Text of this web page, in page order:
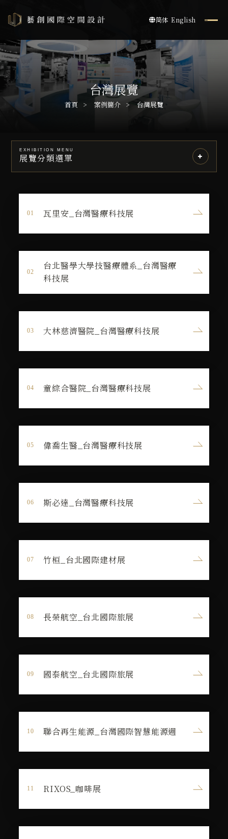
简体 English
台灣展覽
首頁 案例簡介 台灣展覽
EXHIBITION MENU
展覽分類選單
瓦里安_台灣醫療科技展
台北醫學大學技醫療體系_台灣醫療
科技展
大林慈濟醫院_台灣醫療科技展
童綜合醫院_台灣醫療科技展
偉喬生醫_台灣醫療科技展
斯必達_台灣醫療科技展
竹桓_台北國際建材展
長榮航空_台北國際旅展
國泰航空_台北國際旅展
聯合再生能源_台灣國際智慧能源週
RIXOS_咖啡展